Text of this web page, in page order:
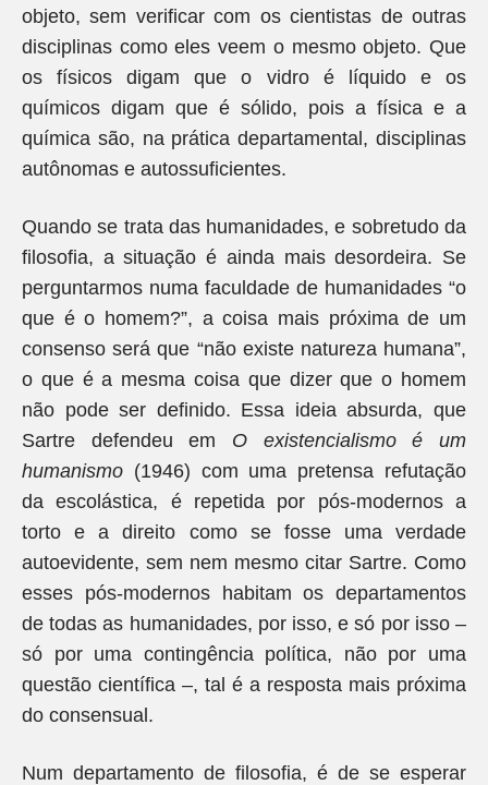
objeto, sem verificar com os cientistas de outras
disciplinas como eles veem o mesmo objeto. Que
os físicos digam que o vidro é líquido e os
químicos digam que é sólido, pois a física e a
química são, na prática departamental, disciplinas
autônomas e autossuficientes.
Quando se trata das humanidades, e sobretudo da
filosofia, a situação é ainda mais desordeira. Se
perguntarmos numa faculdade de humanidades “o
que é o homem?”, a coisa mais próxima de um
consenso será que “não existe natureza humana”,
o que é a mesma coisa que dizer que o homem
não pode ser definido. Essa ideia absurda, que
Sartre defendeu em O existencialismo é um
humanismo (1946) com uma pretensa refutação
da escolástica, é repetida por pós-modernos a
torto e a direito como se fosse uma verdade
autoevidente, sem nem mesmo citar Sartre. Como
esses pós-modernos habitam os departamentos
de todas as humanidades, por isso, e só por isso –
só por uma contingência política, não por uma
questão científica –, tal é a resposta mais próxima
do consensual.
Num departamento de filosofia, é de se esperar